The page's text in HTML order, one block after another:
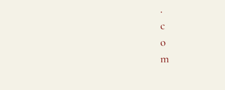
.
c
o
m